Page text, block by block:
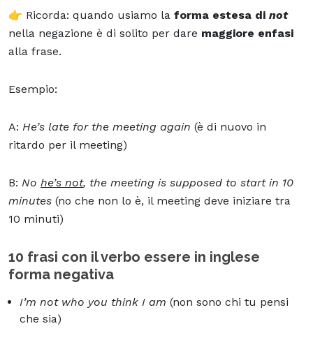
👉 Ricorda: quando usiamo la forma estesa di not
nella negazione è di solito per dare maggiore enfasi
alla frase.
Esempio:
A: He’s late for the meeting again (è di nuovo in
ritardo per il meeting)
B: No he’s not, the meeting is supposed to start in 10
minutes (no che non lo è, il meeting deve iniziare tra
10 minuti)
10 frasi con il verbo essere in inglese
forma negativa
I’m not who you think I am (non sono chi tu pensi
che sia)